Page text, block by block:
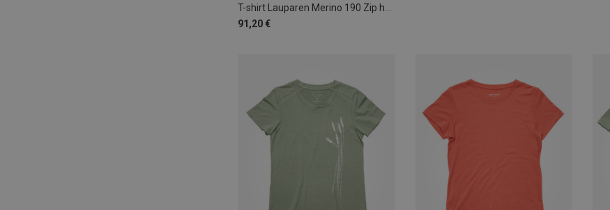
T-shirt Lauparen Merino 190 Zip homme
91,20 €